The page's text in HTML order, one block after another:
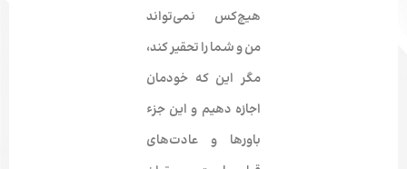
هیچ‌کس نمی­‌تواند
من و شما را تحقیر کند،
مگر این که خودمان
اجازه دهیم و این جزء
باورها و عادت­‌های